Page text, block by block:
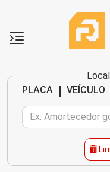
PLACA
| VEÍCULO